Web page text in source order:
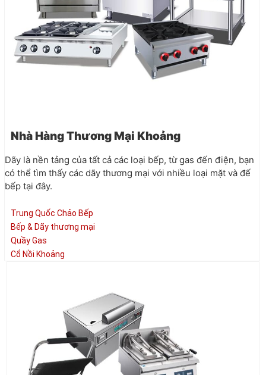
Nhà Hàng Thương Mại Khoảng
Dãy là nền tảng của tất cả các loại bếp, từ gas đến điện, bạn
có thể tìm thấy các dãy thương mại với nhiều loại mặt và đế
bếp tại đây.
Trung Quốc Chảo Bếp
Bếp & Dãy thương mại
Quầy Gas
Cổ Nồi Khoảng